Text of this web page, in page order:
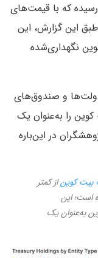
بیت کوین رسیده که با قیمت‌های
دلار است. طبق این گزارش، این
بیت‌ کوین نگهداری‌شده
و صندوق‌های
را به‌عنوان یک
در این‌باره
بیت‌ کویناز کمتر
دلار رسیده است؛ این
به‌عنوان یک